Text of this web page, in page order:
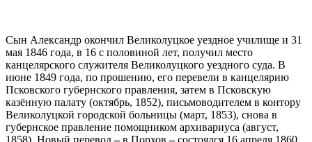
Сын Александр окончил Великолуцкое уездное училище и 31
мая 1846 года, в 16 с половиной лет, получил место
канцелярского служителя Великолуцкого уездного суда. В
июне 1849 года, по прошению, его перевели в канцелярию
Псковского губернского правления, затем в Псковскую
казённую палату (октябрь, 1852), письмоводителем в контору
Великолуцкой городской больницы (март, 1853), снова в
губернское правление помощником архивариуса (август,